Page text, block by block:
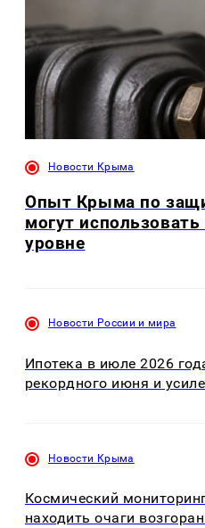
Новости Крыма
Опыт Крыма по
могут
уровне
Новости России и мира
Ипотека в июле 2026
рекордного июня и
Новости Крыма
Космический
находить очаги